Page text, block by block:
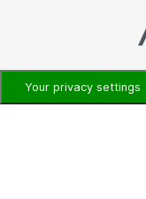
Your privacy settings